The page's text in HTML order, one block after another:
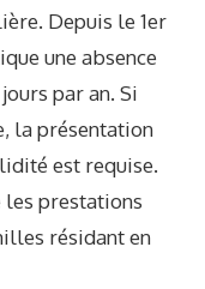
Depuis le 1er
une absence
par an. Si
la présentation
est requise.
les prestations
résidant en